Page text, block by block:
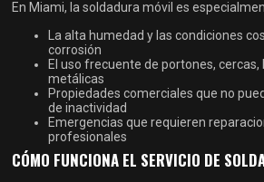
En Miami, la soldadura móvil es
La alta humedad y las condiciones
corrosión
El uso frecuente de portones, cercas,
metálicas
Propiedades comerciales que no
de inactividad
Emergencias que requieren
profesionales
CÓMO FUNCIONA EL SERVICIO DE